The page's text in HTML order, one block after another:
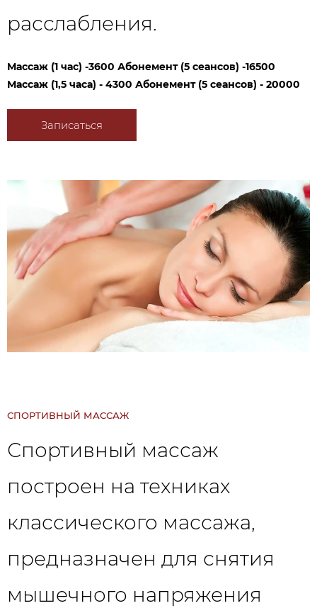
расслабления.
Массаж (1 час) -3600 Абонемент (5 сеансов) -16500
Массаж (1,5 часа) - 4300 Абонемент (5 сеансов) - 20000
Записаться
СПОРТИВНЫЙ МАССАЖ
Спортивный массаж
построен на техниках
классического массажа,
предназначен для снятия
мышечного напряжения